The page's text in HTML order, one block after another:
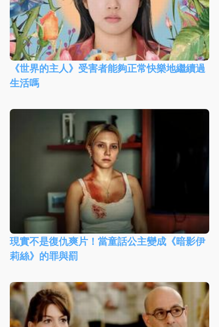
《世界的主人》受害者能夠正常快樂地繼續過
生活嗎
現實不是復仇爽片！當童話公主變成《暗影伊
莉絲》的罪與罰